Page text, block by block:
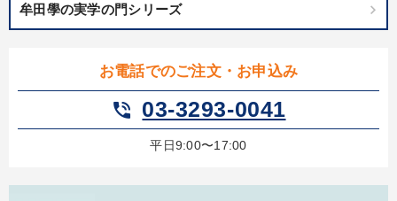
牟田學の実学の門シリーズ
お電話でのご注文・お申込み
phone_in_talk 03-3293-0041
平日9:00〜17:00